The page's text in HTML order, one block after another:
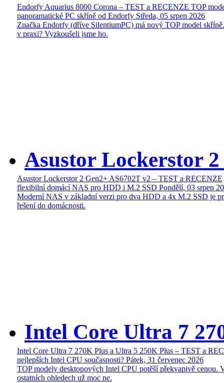
Endorfy Aquarius 8000 Corona – TEST a RECENZE TOP
panoramatické PC skříně od Endorfy Středa, 05 srpen 2026
Značka Endorfy (dříve SilentiumPC) má nový TOP model
v praxi? Vyzkoušeli jsme ho.
Asustor Lockerstor
Asustor Lockerstor 2 Gen2+ AS6702T v2 – TEST a RECENZE
flexibilní domácí NAS pro HDD i M.2 SSD Pondělí, 03 srpen
Moderní NAS v základní verzi pro dva HDD a 4x M.2 SSD je
řešení do domácnosti.
Intel Core Ultra 7
Intel Core Ultra 7 270K Plus a Ultra 5 250K Plus – TEST a
nejlepších Intel CPU současnosti? Pátek, 31 červenec 2026
TOP modely desktopových Intel CPU potěší překvapivě cenou.
ostatních ohledech už moc ne.